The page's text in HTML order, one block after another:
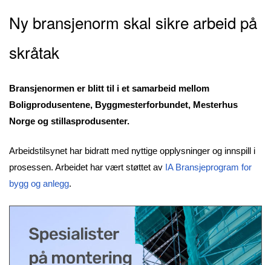
Ny bransjenorm skal sikre arbeid på
skråtak
Bransjenormen er blitt til i et samarbeid mellom
Boligprodusentene, Byggmesterforbundet, Mesterhus
Norge og stillasprodusenter.
Arbeidstilsynet har bidratt med nyttige opplysninger og innspill i
prosessen. Arbeidet har vært støttet av IA Bransjeprogram for
bygg og anlegg.